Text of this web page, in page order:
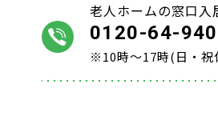
老人ホームの窓口入
0120-64-
※10時～17時(日・祝